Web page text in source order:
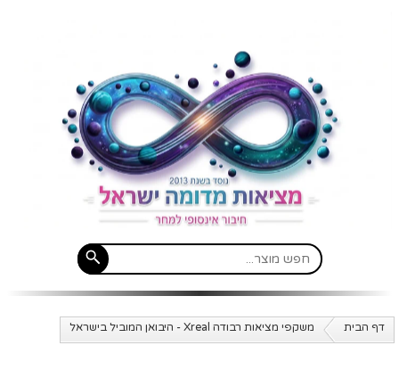
דף הבית משקפי מציאות רבודה Xreal - היבואן המוביל בישראל